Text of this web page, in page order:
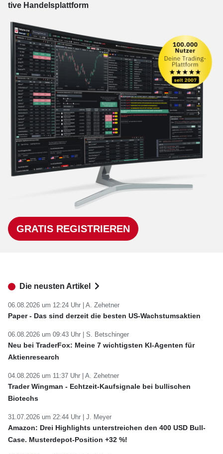
tive Han­dels­platt­form
GRATIS REGISTRIEREN
Die neusten Artikel
06.08.2026 um 12:24 Uhr | A. Zehetner
Paper - Das sind derzeit die besten US-Wachstumsaktien
06.08.2026 um 09:43 Uhr | S. Betschinger
Neu bei TraderFox: Meine 7 wichtigsten KI-Agenten für
Aktienresearch
04.08.2026 um 11:37 Uhr | A. Zehetner
Trader Wingman - Echtzeit-Kaufsignale bei bullischen
Biotechs
31.07.2026 um 22:44 Uhr | J. Meyer
Amazon: Drei Highlights unterstreichen den 400 USD Bull-
Case. Musterdepot-Position +32 %!